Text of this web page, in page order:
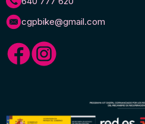
cgpbike@gmail.com